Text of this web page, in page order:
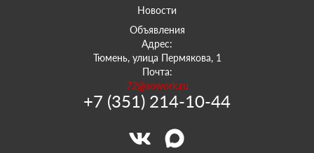
Новости
Объявления
Адрес:
Тюмень, улица Пермякова, 1
Почта:
72@sowork.ru
+7 (351) 214-10-44